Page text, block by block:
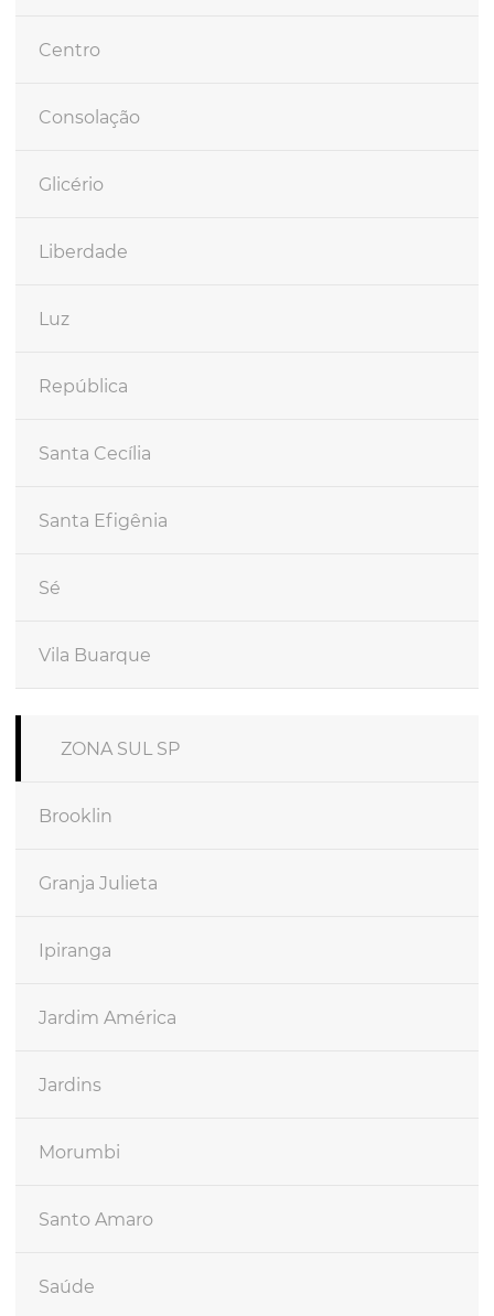
Centro
Consolação
Glicério
Liberdade
Luz
República
Santa Cecília
Santa Efigênia
Sé
Vila Buarque
ZONA SUL SP
Brooklin
Granja Julieta
Ipiranga
Jardim América
Jardins
Morumbi
Santo Amaro
Saúde